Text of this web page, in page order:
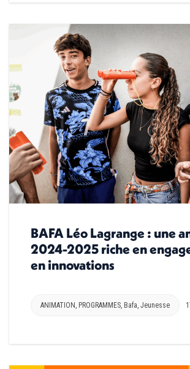
BAFA Léo Lagrange : une
2024-2025 riche en
en innovations
ANIMATION , PROGRAMMES, Bafa, Jeunesse